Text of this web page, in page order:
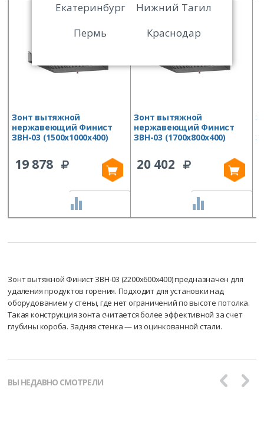
Зонт вытяжной
нержавеющий Финист
ЗВН-03 (1500х1000х400)
19 878
Зонт вытяжной
нержавеющий Финист
ЗВН-03 (1700х800х400)
20 402
Зонт вытяжной Финист ЗВН-03 (2200х600х400) предназначен для
удаления продуктов горения. Подходит для установки над
оборудованием у стены, где нет ограничений по высоте потолка.
Такая конструкция зонта считается более эффективной за счет
глубины короба. Задняя стенка — из оцинкованной стали.
ВЫ НЕДАВНО СМОТРЕЛИ
Екатеринбург
Нижний Тагил
Пермь
Краснодар